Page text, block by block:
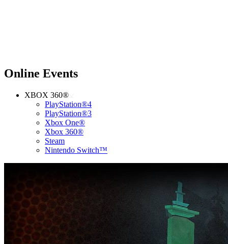
Online Events
XBOX 360®
PlayStation®4
PlayStation®3
Xbox One®
Xbox 360®
Steam
Nintendo Switch™